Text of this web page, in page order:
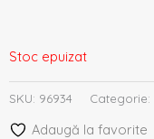
Stoc epuizat
SKU: 96934 Categorie:
Adaugă la favorite